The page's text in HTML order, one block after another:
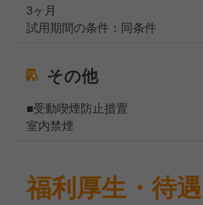
3ヶ月
試用期間の条件：同条件
その他
■受動喫煙防止措置
室内禁煙
福利厚生・待遇